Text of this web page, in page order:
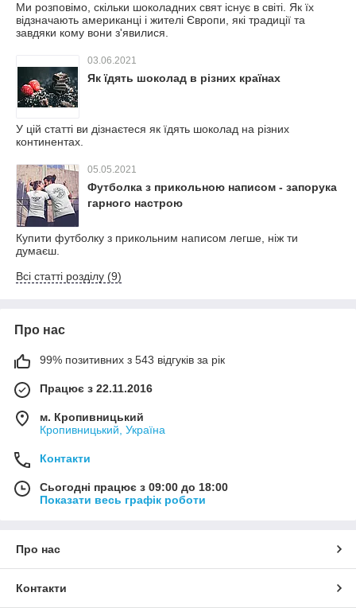
Ми розповімо, скільки шоколадних свят існує в світі. Як їх
відзначають американці і жителі Європи, які традиції та
завдяки кому вони з'явилися.
03.06.2021
Як їдять шоколад в різних країнах
У цій статті ви дізнаєтеся як їдять шоколад на різних
континентах.
05.05.2021
Футболка з прикольною написом - запорука
гарного настрою
Купити футболку з прикольним написом легше, ніж ти
думаєш.
Всі статті розділу (9)
Про нас
99% позитивних з 543 відгуків за рік
Працює з 22.11.2016
м. Кропивницький
Кропивницький, Україна
Контакти
Сьогодні працює з 09:00 до 18:00
Показати весь графік роботи
Про нас
Контакти